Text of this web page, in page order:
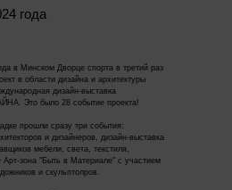
года
в Минском Дворце спорта в третий раз
в области дизайна и архитектуры
дизайн-выставка
Это было 28 событие проекта!
прошли сразу три события:
и дизайнеров, дизайн-выставка
мебели, света, текстиля,
Арт-зона "Быть в Материале" с участием
и скульптолров.